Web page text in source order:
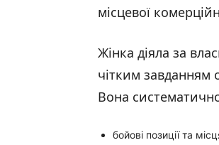
місцевої
Жінка діяла за
чітким завданням
Вона
бойові позиції та